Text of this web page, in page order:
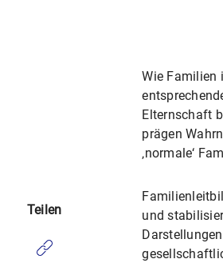
Wie Familien
Elternschaft
prägen
‚normale‘
und
Teilen